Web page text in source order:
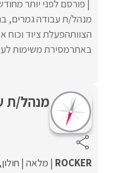
פורסם לפני יותר
מנהל/ת עבודה גמרים,
הצוותהפעלת ציוד וכוח
באתרמסירת משימות
מנהל/ת
ROCKER מלאה חולון